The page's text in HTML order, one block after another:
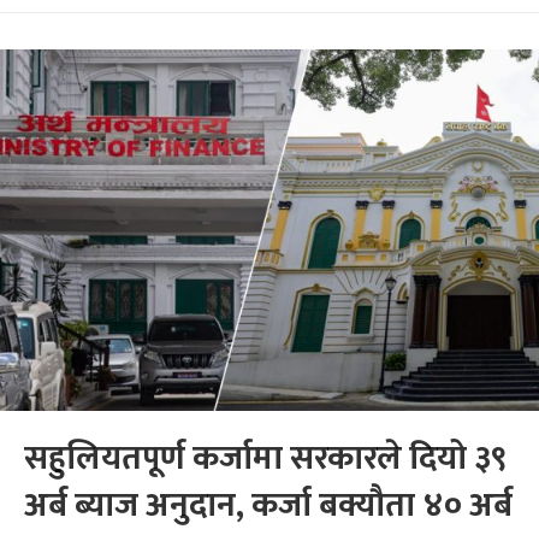
सहुलियतपूर्ण कर्जामा सरकारले दियो ३९
अर्ब ब्याज अनुदान, कर्जा बक्यौता ४० अर्ब